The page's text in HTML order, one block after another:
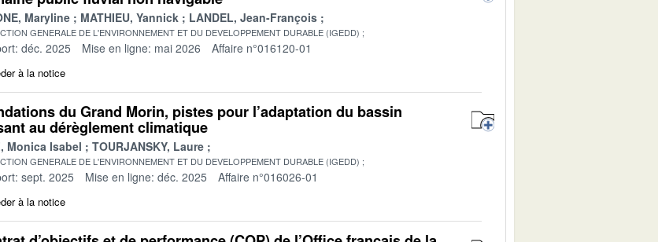
Maryline MATHIEU, Yannick LANDEL, Jean-François
GENERALE DE L'ENVIRONNEMENT ET DU DEVELOPPEMENT DURABLE (IGEDD)
déc. 2025 Mise en ligne: mai 2026 Affaire n°016120-01
à la notice
du Grand Morin, pistes pour l’adaptation du bassin
au dérèglement climatique
Monica Isabel TOURJANSKY, Laure
GENERALE DE L'ENVIRONNEMENT ET DU DEVELOPPEMENT DURABLE (IGEDD)
sept. 2025 Mise en ligne: déc. 2025 Affaire n°016026-01
à la notice